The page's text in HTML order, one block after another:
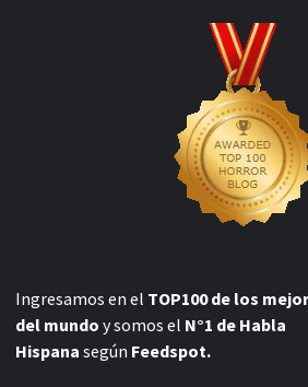
Ingresamos en el TOP100 de los
del mundo y somos el N°1 de Habla
Hispana según Feedspot.